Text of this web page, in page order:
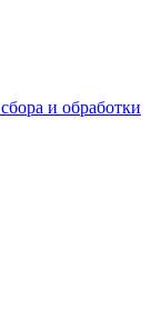
и обработки